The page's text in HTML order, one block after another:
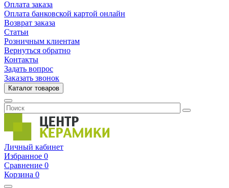
Оплата заказа
Оплата банковской картой онлайн
Возврат заказа
Статьи
Розничным клиентам
Вернуться обратно
Контакты
Задать вопрос
Заказать звонок
Каталог товаров
Личный кабинет
Избранное 0
Сравнение 0
Корзина 0